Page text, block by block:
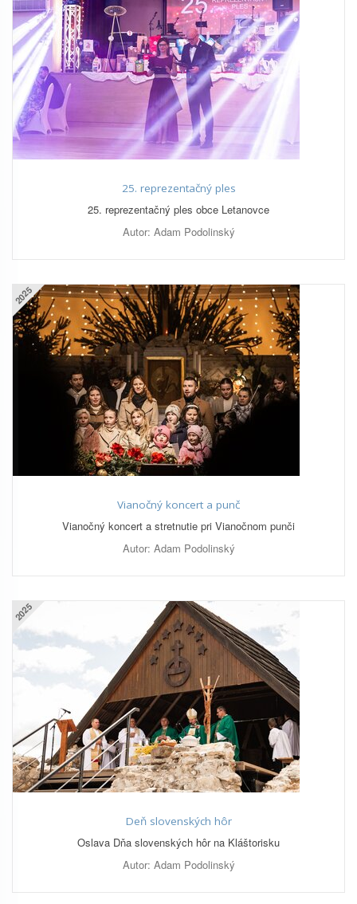
25. reprezentačný ples
25. reprezentačný ples obce Letanovce
Autor: Adam Podolinský
2025
Vianočný koncert a punč
Vianočný koncert a stretnutie pri Vianočnom punči
Autor: Adam Podolinský
2025
Deň slovenských hôr
Oslava Dňa slovenských hôr na Kláštorisku
Autor: Adam Podolinský